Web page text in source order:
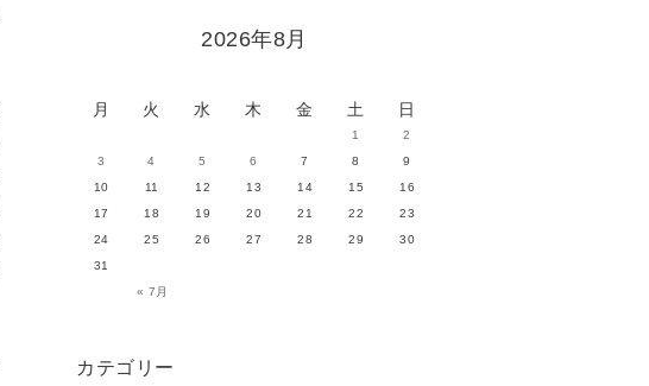
2026年8月
月 火 水 木 金 土 日
« 7月
1
2
3
4 5 6 7 8
9
10
11 12 13 14 15
16
17
18 19 20 21 22
23
24
25 26 27 28 29
30
31
カテゴリー